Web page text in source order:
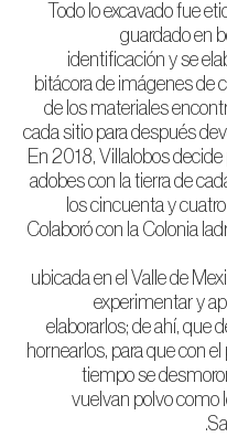
Todo lo excavado fue
guardado en
identificación y se
bitácora de imágenes de
de los materiales
cada sitio para después
En 2018, Villalobos
adobes con la tierra de
los cincuenta y
Colaboró con la Colonia
ubicada en el Valle de
experimentar y
elaborarlos; de ahí, que
hornearlos, para que con el
tiempo se
vuelvan polvo como